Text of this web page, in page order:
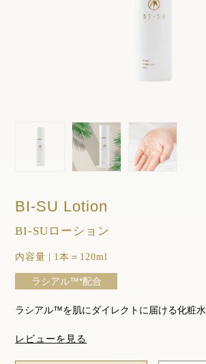
BI-SU Lotion
BI-SUローション
内容量 | 1本＝120ml
ラシアル™*配合
ラシアル™を肌にダイレクトに届ける化粧水
レビューを見る